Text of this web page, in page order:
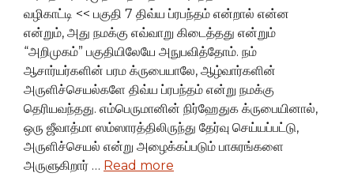
வழிகாட்டி << பகுதி 7 திவ்ய ப்ரபந்தம் என்றால் என்ன
என்றும், அது நமக்கு எவ்வாறு கிடைத்தது என்றும்
“அறிமுகம்” பகுதியிலேயே அநுபவித்தோம். நம்
ஆசார்யர்களின் பரம க்ருபையாலே, ஆழ்வார்களின்
அருளிச்செயல்களே திவ்ய ப்ரபந்தம் என்று நமக்கு
தெரியவந்தது. எம்பெருமானின் நிர்ஹேதுக க்ருபையினால்,
ஒரு ஜீவாத்மா ஸம்ஸாரத்திலிருந்து தேர்வு செய்யப்பட்டு,
அருளிச்செயல் என்று அழைக்கப்படும் பாசுரங்களை
அருளுகிறார் … Read more